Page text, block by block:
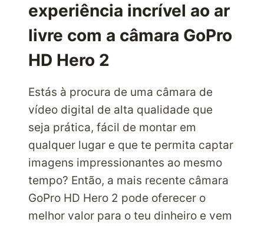
experiência incrível ao ar
livre com a câmara GoPro
HD Hero 2
Estás à procura de uma câmara de
vídeo digital de alta qualidade que
seja prática, fácil de montar em
qualquer lugar e que te permita captar
imagens impressionantes ao mesmo
tempo? Então, a mais recente câmara
GoPro HD Hero 2 pode oferecer o
melhor valor para o teu dinheiro e vem